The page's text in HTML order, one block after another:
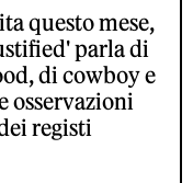
questo mese,
parla di
di cowboy e
osservazioni
registi